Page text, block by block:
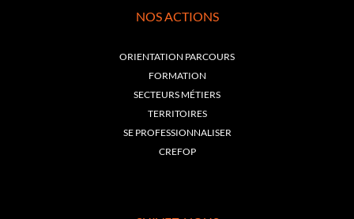
NOS ACTIONS
ORIENTATION PARCOURS
FORMATION
SECTEURS MÉTIERS
TERRITOIRES
SE PROFESSIONNALISER
CREFOP